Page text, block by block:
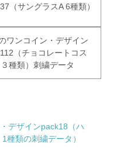
（サングラスA 6種類）
ワンコイン・デザイン
（チョコレートコス
種類）刺繍データ
デザインpack18（ハ
種類の刺繍データ）